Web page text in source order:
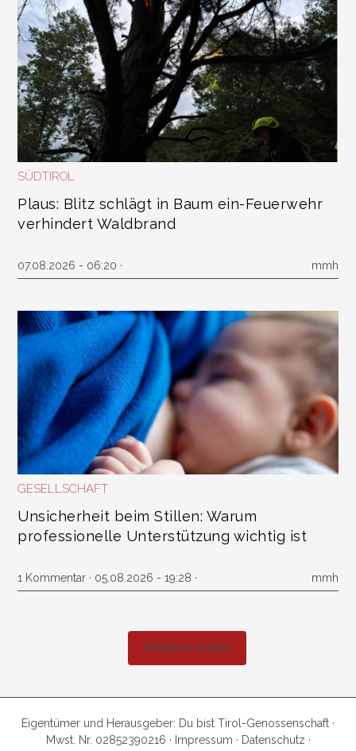
SÜDTIROL
Plaus: Blitz schlägt in Baum ein-Feuerwehr
verhindert Waldbrand
07.08.2026 - 06:20 · mmh
GESELLSCHAFT
Unsicherheit beim Stillen: Warum
professionelle Unterstützung wichtig ist
1 Kommentar · 05.08.2026 - 19:28 · mmh
Weitere Artikel
Eigentümer und Herausgeber: Du bist Tirol-Genossenschaft ·
Mwst. Nr. 02852390216 · Impressum · Datenschutz ·